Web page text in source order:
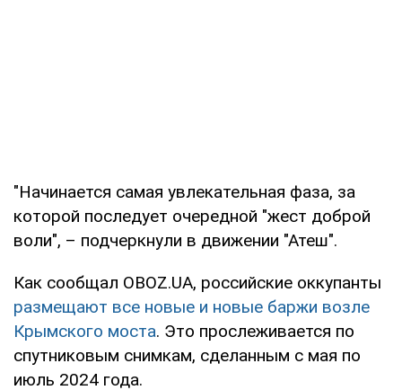
"Начинается самая увлекательная фаза, за
которой последует очередной "жест доброй
воли", – подчеркнули в движении "Атеш".
Как сообщал OBOZ.UA, российские оккупанты
размещают все новые и новые баржи возле
Крымского моста. Это прослеживается по
спутниковым снимкам, сделанным с мая по
июль 2024 года.